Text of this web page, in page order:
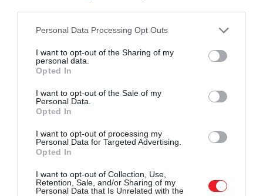
Please note that this website/app uses one or more Google
not limited to your visit or usage behaviour. You may click to
grant or deny consent to Google and its third-party tags to
use your data for below specified purposes in below Google
consent section.
Personal Data Processing Opt Outs
I want to opt-out of the Sharing of my
personal data.
Opted In
I want to opt-out of the Sale of my
Personal Data.
Opted In
I want to opt-out of processing my
Personal Data for Targeted Advertising.
Opted In
I want to opt-out of Collection, Use,
Retention, Sale, and/or Sharing of my
Personal Data that Is Unrelated with the
A leírások szerint a csoport egy beavatási szertartást
papírt kellett „elolvasniuk”, majd szemüveggel újra